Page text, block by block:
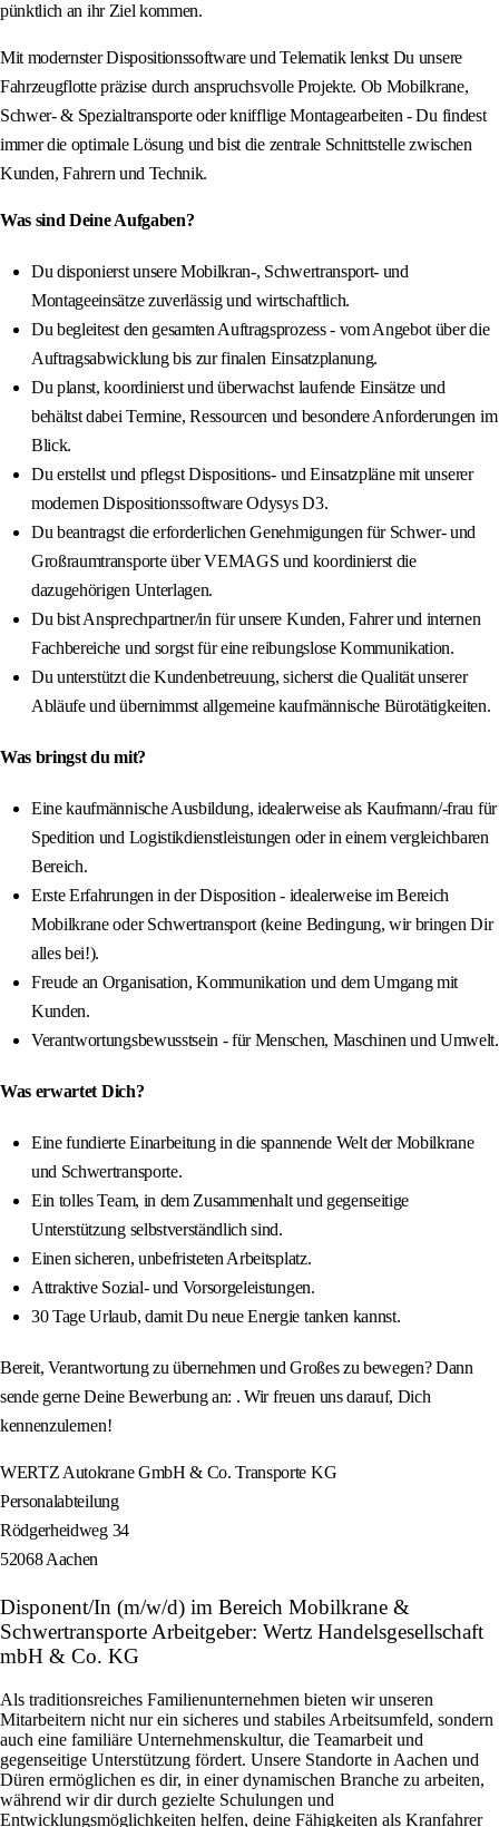
pünktlich an ihr Ziel kommen.
Mit modernster Dispositionssoftware und Telematik lenkst Du unsere
Fahrzeugflotte präzise durch anspruchsvolle Projekte. Ob Mobilkrane,
Schwer- & Spezialtransporte oder knifflige Montagearbeiten - Du findest
immer die optimale Lösung und bist die zentrale Schnittstelle zwischen
Kunden, Fahrern und Technik.
Was sind Deine Aufgaben?
Du disponierst unsere Mobilkran-, Schwertransport- und
Montageeinsätze zuverlässig und wirtschaftlich.
Du begleitest den gesamten Auftragsprozess - vom Angebot über die
Auftragsabwicklung bis zur finalen Einsatzplanung.
Du planst, koordinierst und überwachst laufende Einsätze und
behältst dabei Termine, Ressourcen und besondere Anforderungen im
Blick.
Du erstellst und pflegst Dispositions- und Einsatzpläne mit unserer
modernen Dispositionssoftware Odysys D3.
Du beantragst die erforderlichen Genehmigungen für Schwer- und
Großraumtransporte über VEMAGS und koordinierst die
dazugehörigen Unterlagen.
Du bist Ansprechpartner/in für unsere Kunden, Fahrer und internen
Fachbereiche und sorgst für eine reibungslose Kommunikation.
Du unterstützt die Kundenbetreuung, sicherst die Qualität unserer
Abläufe und übernimmst allgemeine kaufmännische Bürotätigkeiten.
Was bringst du mit?
Eine kaufmännische Ausbildung, idealerweise als Kaufmann/-frau für
Spedition und Logistikdienstleistungen oder in einem vergleichbaren
Bereich.
Erste Erfahrungen in der Disposition - idealerweise im Bereich
Mobilkrane oder Schwertransport (keine Bedingung, wir bringen Dir
alles bei!).
Freude an Organisation, Kommunikation und dem Umgang mit
Kunden.
Verantwortungsbewusstsein - für Menschen, Maschinen und Umwelt.
Was erwartet Dich?
Eine fundierte Einarbeitung in die spannende Welt der Mobilkrane
und Schwertransporte.
Ein tolles Team, in dem Zusammenhalt und gegenseitige
Unterstützung selbstverständlich sind.
Einen sicheren, unbefristeten Arbeitsplatz.
Attraktive Sozial- und Vorsorgeleistungen.
30 Tage Urlaub, damit Du neue Energie tanken kannst.
Bereit, Verantwortung zu übernehmen und Großes zu bewegen? Dann
sende gerne Deine Bewerbung an: . Wir freuen uns darauf, Dich
kennenzulernen!
WERTZ Autokrane GmbH & Co. Transporte KG
Personalabteilung
Rödgerheidweg 34
52068 Aachen
Disponent/In (m/w/d) im Bereich Mobilkrane &
Schwertransporte Arbeitgeber: Wertz Handelsgesellschaft
mbH & Co. KG
Als traditionsreiches Familienunternehmen bieten wir unseren
Mitarbeitern nicht nur ein sicheres und stabiles Arbeitsumfeld, sondern
auch eine familiäre Unternehmenskultur, die Teamarbeit und
gegenseitige Unterstützung fördert. Unsere Standorte in Aachen und
Düren ermöglichen es dir, in einer dynamischen Branche zu arbeiten,
während wir dir durch gezielte Schulungen und
Entwicklungsmöglichkeiten helfen, deine Fähigkeiten als Kranfahrer